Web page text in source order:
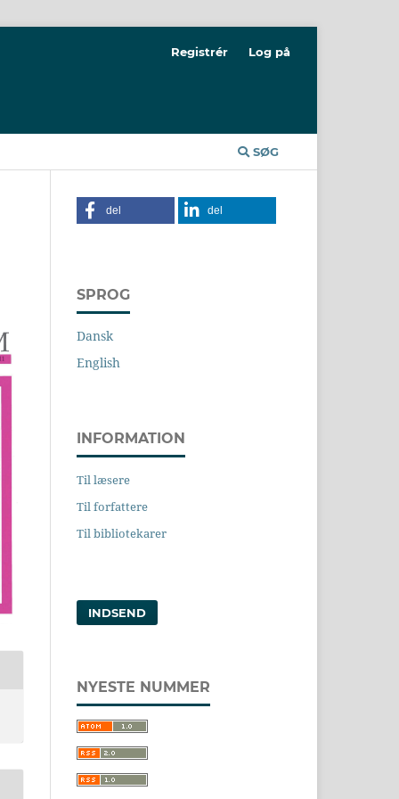
SØG
Registrér Log på
del del
SPROG
Dansk
English
INFORMATION
Til læsere
Til forfattere
Til bibliotekarer
INDSEND
NYESTE NUMMER